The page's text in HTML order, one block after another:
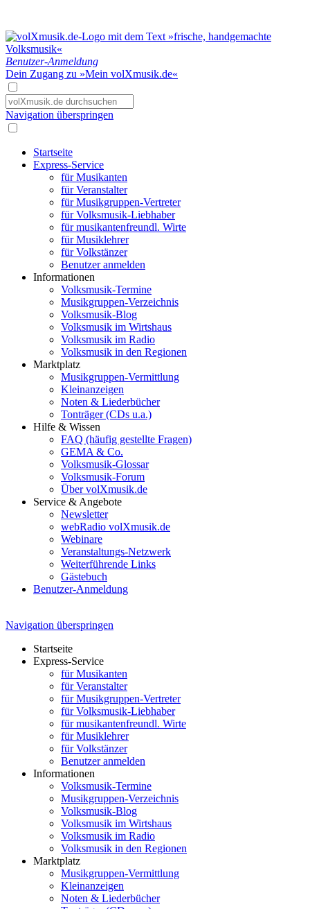
Benutzer-Anmeldung
Dein Zugang zu »Mein volXmusik.de«
Navigation überspringen
Startseite
Express-Service
für Musikanten
für Veranstalter
für Musikgruppen-Vertreter
für Volksmusik-Liebhaber
für musikantenfreundl. Wirte
für Musiklehrer
für Volkstänzer
Benutzer anmelden
Informationen
Volksmusik-Termine
Musikgruppen-Verzeichnis
Volksmusik-Blog
Volksmusik im Wirtshaus
Volksmusik im Radio
Volksmusik in den Regionen
Marktplatz
Musikgruppen-Vermittlung
Kleinanzeigen
Noten & Liederbücher
Tonträger (CDs u.a.)
Hilfe & Wissen
FAQ (häufig gestellte Fragen)
GEMA & Co.
Volksmusik-Glossar
Volksmusik-Forum
Über volXmusik.de
Service & Angebote
Newsletter
webRadio volXmusik.de
Webinare
Veranstaltungs-Netzwerk
Weiterführende Links
Gästebuch
Benutzer-Anmeldung
Navigation überspringen
Startseite
Express-Service
für Musikanten
für Veranstalter
für Musikgruppen-Vertreter
für Volksmusik-Liebhaber
für musikantenfreundl. Wirte
für Musiklehrer
für Volkstänzer
Benutzer anmelden
Informationen
Volksmusik-Termine
Musikgruppen-Verzeichnis
Volksmusik-Blog
Volksmusik im Wirtshaus
Volksmusik im Radio
Volksmusik in den Regionen
Marktplatz
Musikgruppen-Vermittlung
Kleinanzeigen
Noten & Liederbücher